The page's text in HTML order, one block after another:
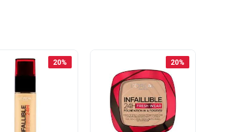
20% 20%